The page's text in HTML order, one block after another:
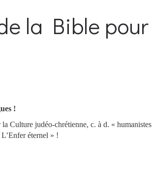
la Bible pour
!
Culture judéo-chrétienne, c. à d. « humanistes
éternel » !